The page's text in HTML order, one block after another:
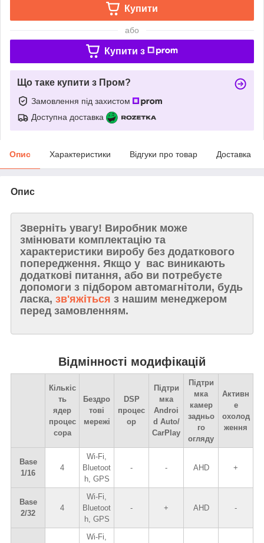
Купити
або
Купити з
Що таке купити з Пром?
Замовлення під захистом
Доступна доставка
Опис Характеристики Відгуки про товар Доставка
Опис
Зверніть увагу! Виробник може
змінювати комплектацію та
характеристики виробу без додаткового
попередження. Якщо у вас виникають
додаткові питання, або ви потребуєте
допомоги з підбором автомагнітоли, будь
ласка, зв'яжіться з нашим менеджером
перед замовленням.
Відмінності модифікацій
Кількіс
ть
ядер
процес
сора
Бездро
тові
мережі
DSP
процес
ор
Підтри
мка
Androi
d Auto/
CarPlay
Підтри
мка
камер
задньо
го
огляду
Активн
е
охолод
ження
Base
1/16
4
Wi-Fi,
Bluetoot
h, GPS
- - AHD +
Base
2/32
4
Wi-Fi,
Bluetoot
h, GPS
- + AHD -
Wi-Fi,